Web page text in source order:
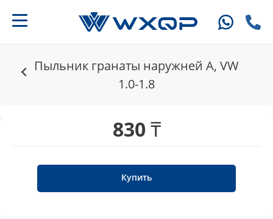
Пыльник гранаты наружней A, VW
1.0-1.8
830 ₸
Купить